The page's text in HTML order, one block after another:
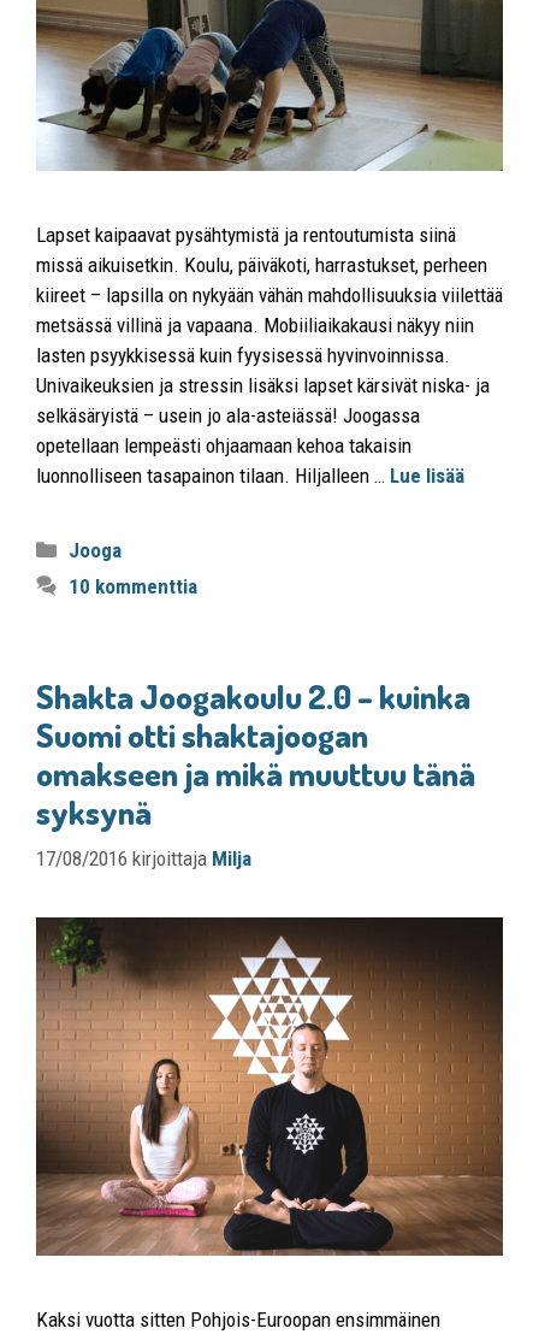
Lapset kaipaavat pysähtymistä ja rentoutumista siinä
missä aikuisetkin. Koulu, päiväkoti, harrastukset, perheen
kiireet – lapsilla on nykyään vähän mahdollisuuksia viilettää
metsässä villinä ja vapaana. Mobiiliaikakausi näkyy niin
lasten psyykkisessä kuin fyysisessä hyvinvoinnissa.
Univaikeuksien ja stressin lisäksi lapset kärsivät niska- ja
selkäsäryistä – usein jo ala-asteiässä! Joogassa
opetellaan lempeästi ohjaamaan kehoa takaisin
luonnolliseen tasapainon tilaan. Hiljalleen … Lue lisää
Jooga
10 kommenttia
Shakta Joogakoulu 2.0 – kuinka
Suomi otti shaktajoogan
omakseen ja mikä muuttuu tänä
syksynä
17/08/2016 kirjoittaja Milja
Kaksi vuotta sitten Pohjois-Euroopan ensimmäinen